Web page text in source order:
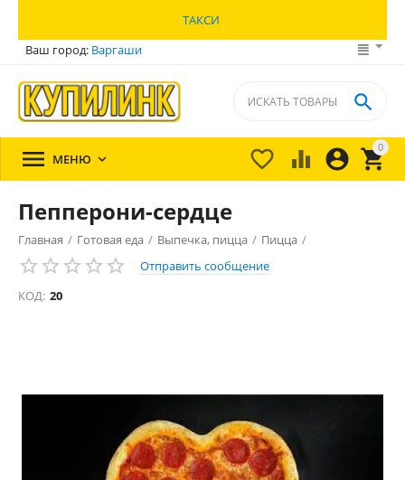
ТАКСИ
Ваш город: Варгаши
0


 

 МЕНЮ 
Пепперони-сердце
Главная / Готовая еда / Выпечка, пицца / Пицца /
Отправить сообщение
КОД: 20